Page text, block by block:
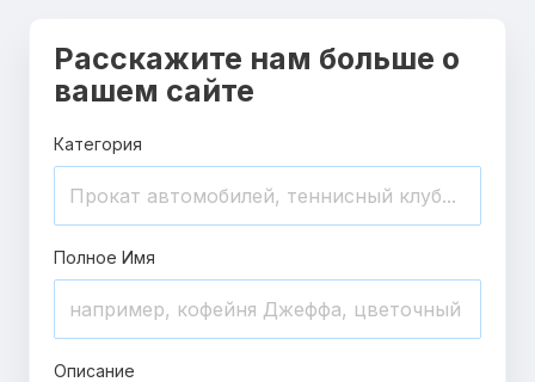
Расскажите нам больше о
вашем сайте
Категория
Полное Имя
Описание